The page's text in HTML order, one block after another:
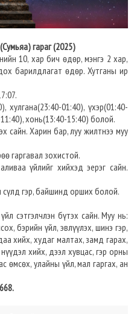
гараг (2025)
10, хар бич өдөр, мэнгэ 2 хар,
барилдлагат өдөр. Хутганы ир
хулгана(23:40-01:40), үхэр(01:40-
хонь(13:40-15:40) болой.
сайн. Харин бар, луу жилтнээ муу
гаргавал зохистой.
үйлийг хийхэд эерэг сайн.
сүлд гэр, байшинд орших болой.
сэтгэлчлэн бүтэх сайн. Муу нь:
бэрийн үйл, эвлүүлэх, шинэ гэр,
хийх, худаг малтах, замд гарах,
хийх, дээл хувцас, гэр орны
өмсөх, улайны үйл, мал гаргах, ан